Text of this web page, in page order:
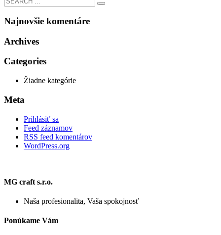
Najnovšie komentáre
Archives
Categories
Žiadne kategórie
Meta
Prihlásiť sa
Feed záznamov
RSS feed komentárov
WordPress.org
MG craft s.r.o.
Naša profesionalita, Vaša spokojnosť
Ponúkame Vám